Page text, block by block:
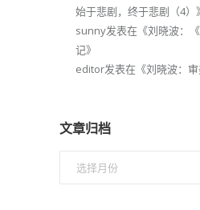
始于悲剧，终于悲剧（4） 》
sunny发表在《刘晓波：
记》
editor发表在《刘晓波：
文章归档